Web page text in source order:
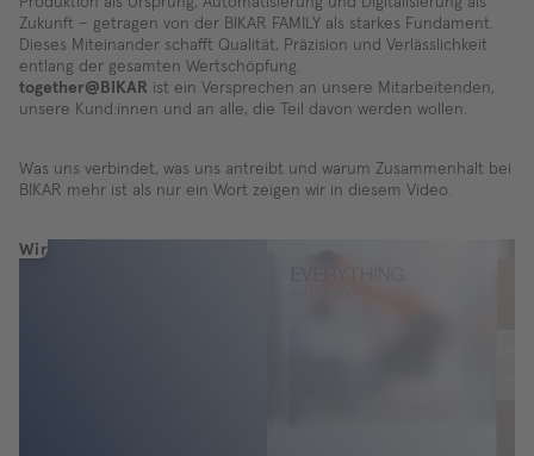
Zukunft – getragen von der BIKAR FAMILY als starkes Fundament.
Dieses Miteinander schafft Qualität, Präzision und Verlässlichkeit
entlang der gesamten Wertschöpfung.
together@BIKAR ist ein Versprechen an unsere Mitarbeitenden,
unsere Kund:innen und an alle, die Teil davon werden wollen.
Was uns verbindet, was uns antreibt und warum Zusammenhalt bei
BIKAR mehr ist als nur ein Wort zeigen wir in diesem Video.
Wir